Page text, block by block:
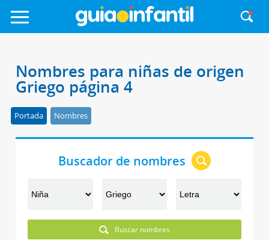
Nombres para niñas de origen
Griego página 4
Portada Nombres
Buscador de nombres
Buscar nombres